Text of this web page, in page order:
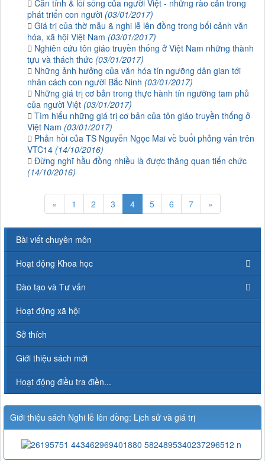
Căn tính & lối sống của người Việt - những rào cản trong
phát triển con người (03/01/2017)
Giá trị của thờ mẫu & nghi lễ lên đồng trong bối cảnh văn
hóa, xã hội Việt Nam (03/01/2017)
Nghiên cứu tôn giáo truyền thống ở Việt Nam những thành
tựu và thách thức (03/01/2017)
Những ảnh hưởng của văn hóa tín ngưỡng dân gian tới
nhân cách con người Bắc Ninh (03/01/2017)
Những giá trị cơ bản trong thực hành tín ngưỡng tam phủ
của người Việt (03/01/2017)
Tìm hiểu những giá trị cơ bản của tôn giáo truyền thống ở
Việt Nam (03/01/2017)
Phản hồi của TS Nguyễn Ngọc Mai về buổi phỏng vấn trên
VTC14 (14/10/2016)
Đừng nghĩ hầu đồng nhiều là được thăng quan tiến chức
(14/10/2016)
« 1 2 3 4 5 6 7 »
Bài viết chuyên môn
Hoạt động Khoa học
Đào tạo và Tư vấn
Hoạt động xã hội
Sở thích
Giới thiệu sách mới
Hoạt động điều tra điền...
Giới thiệu sách Nghi lễ lên đồng: Lịch sử và giá trị